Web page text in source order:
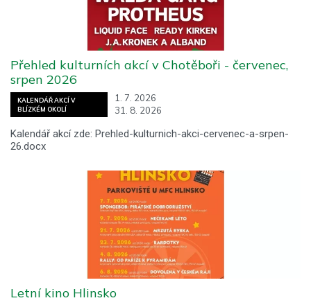
KALENDÁŘ AKCÍ V
BLÍZKÉM OKOLÍ
1. 7. 2026
31. 8. 2026
Přehled kulturních akcí v Chotěboři - červenec,
srpen 2026
Kalendář akcí zde: Prehled-kulturnich-akci-cervenec-a-srpen-
26.docx
Letní kino Hlinsko